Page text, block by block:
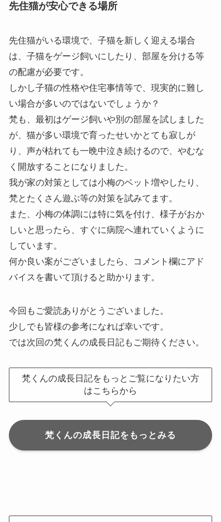
先住猫が安心できる場所
先住猫がいる環境で、子猫を新しく迎える場合
は、子猫をゲージ飼いにしたり、部屋を分ける等
の配慮が必要です。
しかし子猫の性格や住宅事情等で、現実的に難し
い場合が多いのではないでしょうか？
梵も、最初はゲージ飼いや別の部屋を試しました
が、猫が多い環境で育ったせいかとても寂しが
り、声が枯れても一晩中泣き続けるので、やむな
く開放することになりました。
我が家の対策としては小梅のベット増やしたり、
梵とたくさん遊ぶ等の対策を試みてます。
また、小梅の体調には特に気を付け、様子がおか
しいと思ったら、すぐに病院へ連れていくように
しています。
何か良い案がございましたら、コメント欄にアド
バイスを書いて頂けると助かります。
今回もご愛読ありがとうございました。
少しでも皆様の参考になれば幸いです。
では次回の梵くんの成長日記もご期待ください。
梵くんの成長日記をもっとご覧になりたい方
はこちらから
梵くんの成長日記をもっとみる